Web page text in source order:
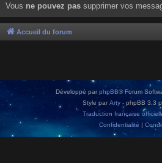
Vous ne pouvez pas supprimer vos
Accueil du forum
Développé par phpBB® Forum
Style parArty - phpBB 3.3
Traduction française
Confidentialité |